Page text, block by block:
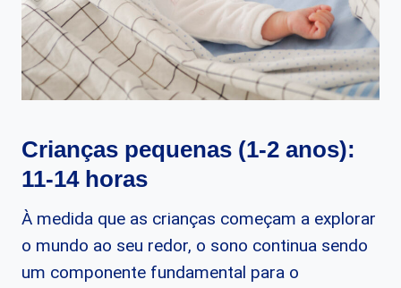
Crianças pequenas (1-2 anos):
11-14 horas
À medida que as crianças começam a explorar
o mundo ao seu redor, o sono continua sendo
um componente fundamental para o